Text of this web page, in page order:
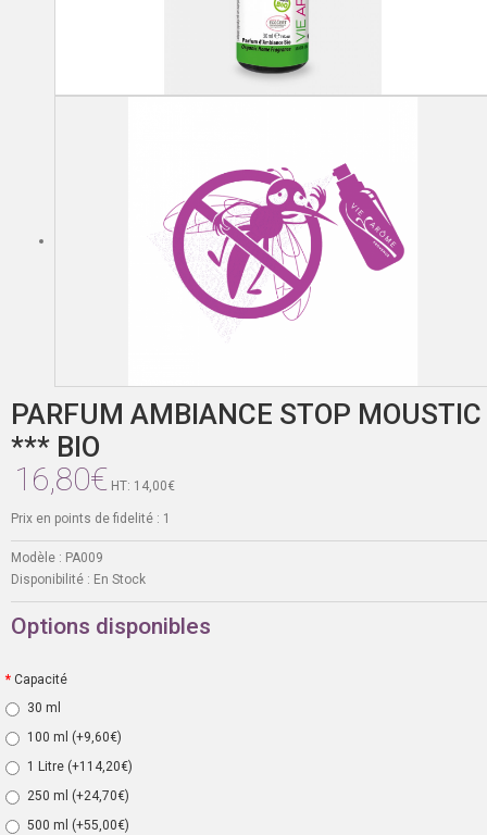
PARFUM AMBIANCE STOP MOUSTIC
*** BIO
16,80€ HT: 14,00€
Prix en points de fidelité : 1
Modèle : PA009
Disponibilité : En Stock
Options disponibles
Capacité
30 ml
100 ml (+9,60€)
1 Litre (+114,20€)
250 ml (+24,70€)
500 ml (+55,00€)